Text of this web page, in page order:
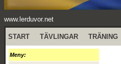
www.lerduvor.net
START TÄVLINGAR TRÄNING
Meny: